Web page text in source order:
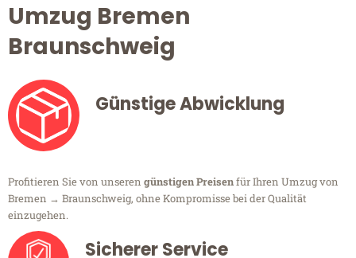
Umzug Bremen
Braunschweig
Günstige Abwicklung
Profitieren Sie von unseren günstigen Preisenfür Ihren Umzug von
Bremen → Braunschweig, ohne Kompromisse bei der Qualität
einzugehen.
Sicherer Service